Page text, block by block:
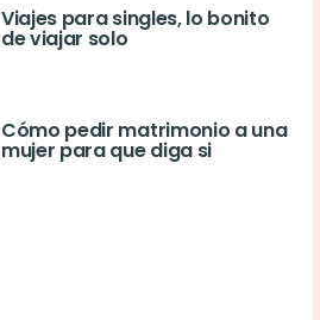
Viajes para singles, lo bonito
de viajar solo
Cómo pedir matrimonio a una
mujer para que diga si